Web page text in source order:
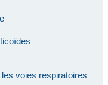
voies respiratoires